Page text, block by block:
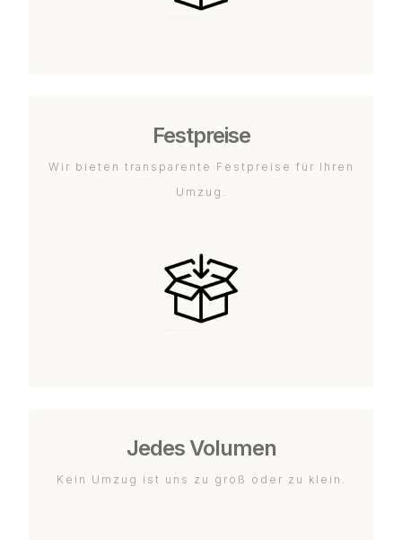
Festpreise
Wir bieten transparente Festpreise für Ihren
Umzug.
Jedes Volumen
Kein Umzug ist uns zu groß oder zu klein.